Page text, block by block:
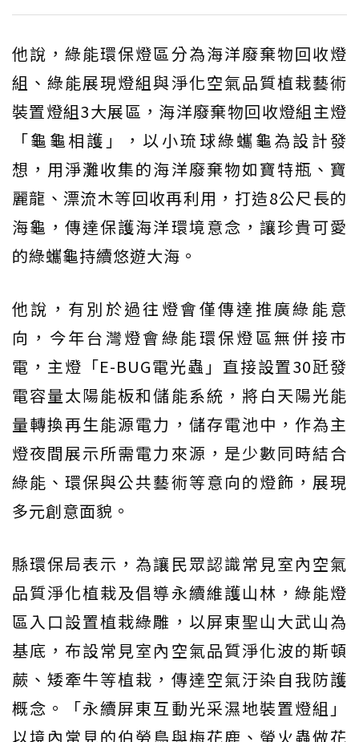
他說，綠能環保燈區分為海洋廢棄物回收燈
組、綠能展現燈組與淨化空氣品質植栽藝術
裝置燈組3大展區，海洋廢棄物回收燈組主燈
「龜龜相護」，以小琉球綠蠵龜為設計發
想，用淨灘收集的海洋廢棄物如寶特瓶、寶
麗龍、漂流木等回收再利用，打造8公尺長的
海龜，傳達保護海洋環境意念，讓珍貴可愛
的綠蠵龜持續悠遊大海。
他說，有別於過往燈會僅傳達推廣綠能意
向，今年台灣燈會綠能環保燈區無併接市
電，主燈「E-BUG電光蟲」直接設置30瓩發
電容量太陽能板和儲能系統，將白天陽光能
量轉換再生能源電力，儲存電池中，作為主
燈夜間展示所需電力來源，是少數同時結合
綠能、環保與公共藝術等意向的燈飾，展現
多元創意面貌。
縣環保局表示，為讓民眾認識常見室內空氣
品質淨化植栽及倡導永續維護山林，綠能燈
區入口設置植栽綠雕，以屏東聖山大武山為
基底，布設常見室內空氣品質淨化波的斯頓
蕨、矮牽牛等植栽，傳達空氣汙染自我防護
概念。「永續屏東互動光采濕地裝置燈組」
以境內常見的伯勞鳥與梅花鹿、螢火蟲做花